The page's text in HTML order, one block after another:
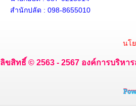
สำนักปลัด : 098-8655010
นโ
ลิขสิทธิ์ © 2563 - 2567 องค์การบริหา